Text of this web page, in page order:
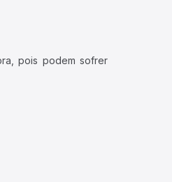
pois podem sofrer